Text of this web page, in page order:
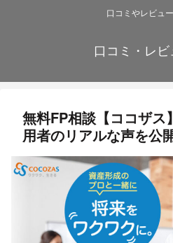
口コミやレビュ
口コミ・レ
無料FP相談​【ココザス
用者のリアルな声を公